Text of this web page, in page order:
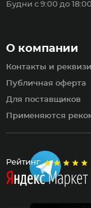
Рейтинг
О компании
Контакты и
Публичная оферта
Для поставщиков
Применяются
Будни с 9:00 до 18:00